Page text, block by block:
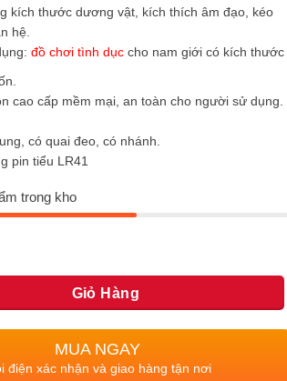
kích thước dương vật, kích thích âm đạo, kéo
hệ.
đồ chơi tình dụccho nam giới có kích thước
cao cấp mềm mại, an toàn cho người sử dụng.
có quai đeo, có nhánh.
pin tiểu LR41
trong kho
Giỏ Hàng
MUA NGAY
điện xác nhận và giao hàng tận nơi